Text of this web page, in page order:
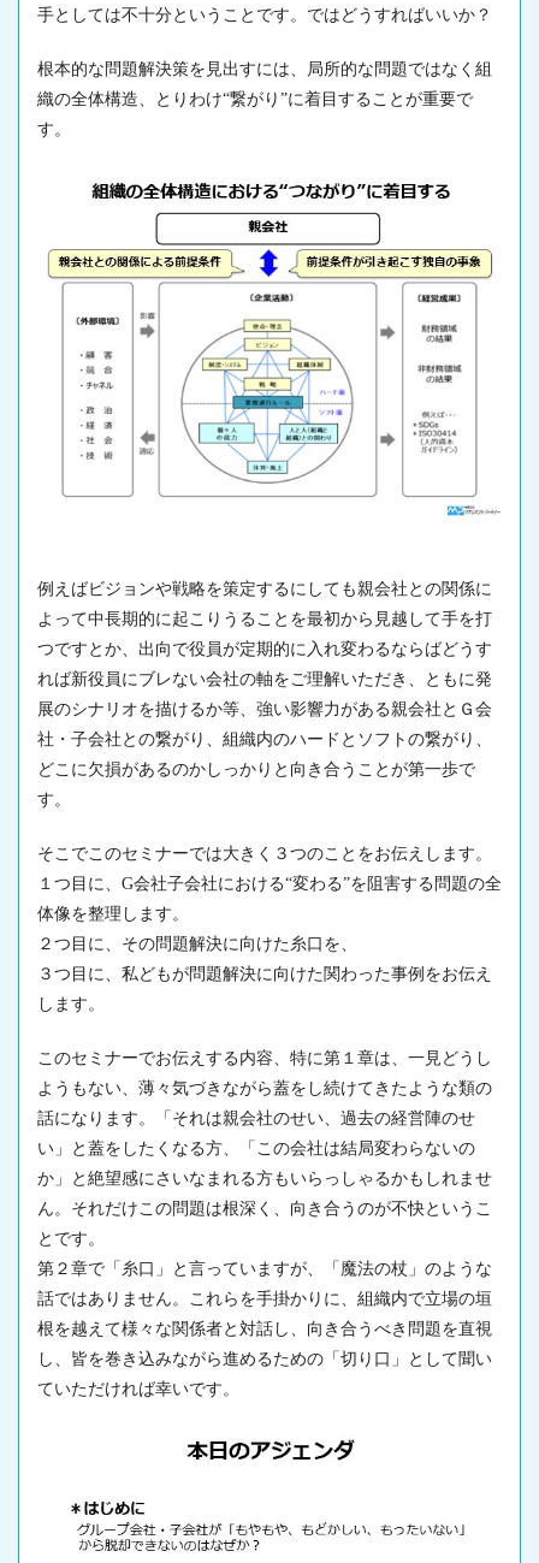
手としては不十分ということです。ではどうすればいいか？
根本的な問題解決策を見出すには、局所的な問題ではなく組
織の全体構造、とりわけ“繋がり”に着目することが重要で
す。
例えばビジョンや戦略を策定するにしても親会社との関係に
よって中長期的に起こりうることを最初から見越して手を打
つですとか、出向で役員が定期的に入れ変わるならばどうす
れば新役員にブレない会社の軸をご理解いただき、ともに発
展のシナリオを描けるか等、強い影響力がある親会社とＧ会
社・子会社との繋がり、組織内のハードとソフトの繋がり、
どこに欠損があるのかしっかりと向き合うことが第一歩で
す。
そこでこのセミナーでは大きく３つのことをお伝えします。
１つ目に、G会社子会社における“変わる”を阻害する問題の全
体像を整理します。
２つ目に、その問題解決に向けた糸口を、
３つ目に、私どもが問題解決に向けた関わった事例をお伝え
します。
このセミナーでお伝えする内容、特に第１章は、一見どうし
ようもない、薄々気づきながら蓋をし続けてきたような類の
話になります。「それは親会社のせい、過去の経営陣のせ
い」と蓋をしたくなる方、「この会社は結局変わらないの
か」と絶望感にさいなまれる方もいらっしゃるかもしれませ
ん。それだけこの問題は根深く、向き合うのが不快というこ
とです。
第２章で「糸口」と言っていますが、「魔法の杖」のような
話ではありません。これらを手掛かりに、組織内で立場の垣
根を越えて様々な関係者と対話し、向き合うべき問題を直視
し、皆を巻き込みながら進めるための「切り口」として聞い
ていただければ幸いです。